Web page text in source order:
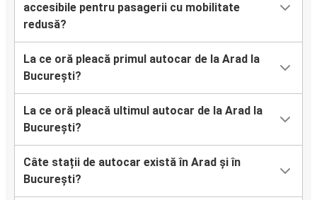
accesibile pentru pasagerii cu mobilitate
redusă?
La ce oră pleacă primul autocar de la Arad la
București?
La ce oră pleacă ultimul autocar de la Arad la
București?
Câte stații de autocar există în Arad și în
București?